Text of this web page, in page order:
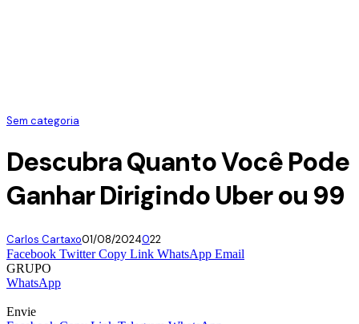
Sem categoria
Descubra Quanto Você Pode
Ganhar Dirigindo Uber ou 99
Carlos Cartaxo01/08/2024022
Facebook Twitter Copy Link WhatsApp Email
GRUPO
WhatsApp
Envie